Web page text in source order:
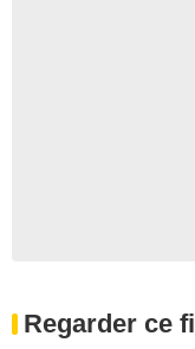
Regarder ce